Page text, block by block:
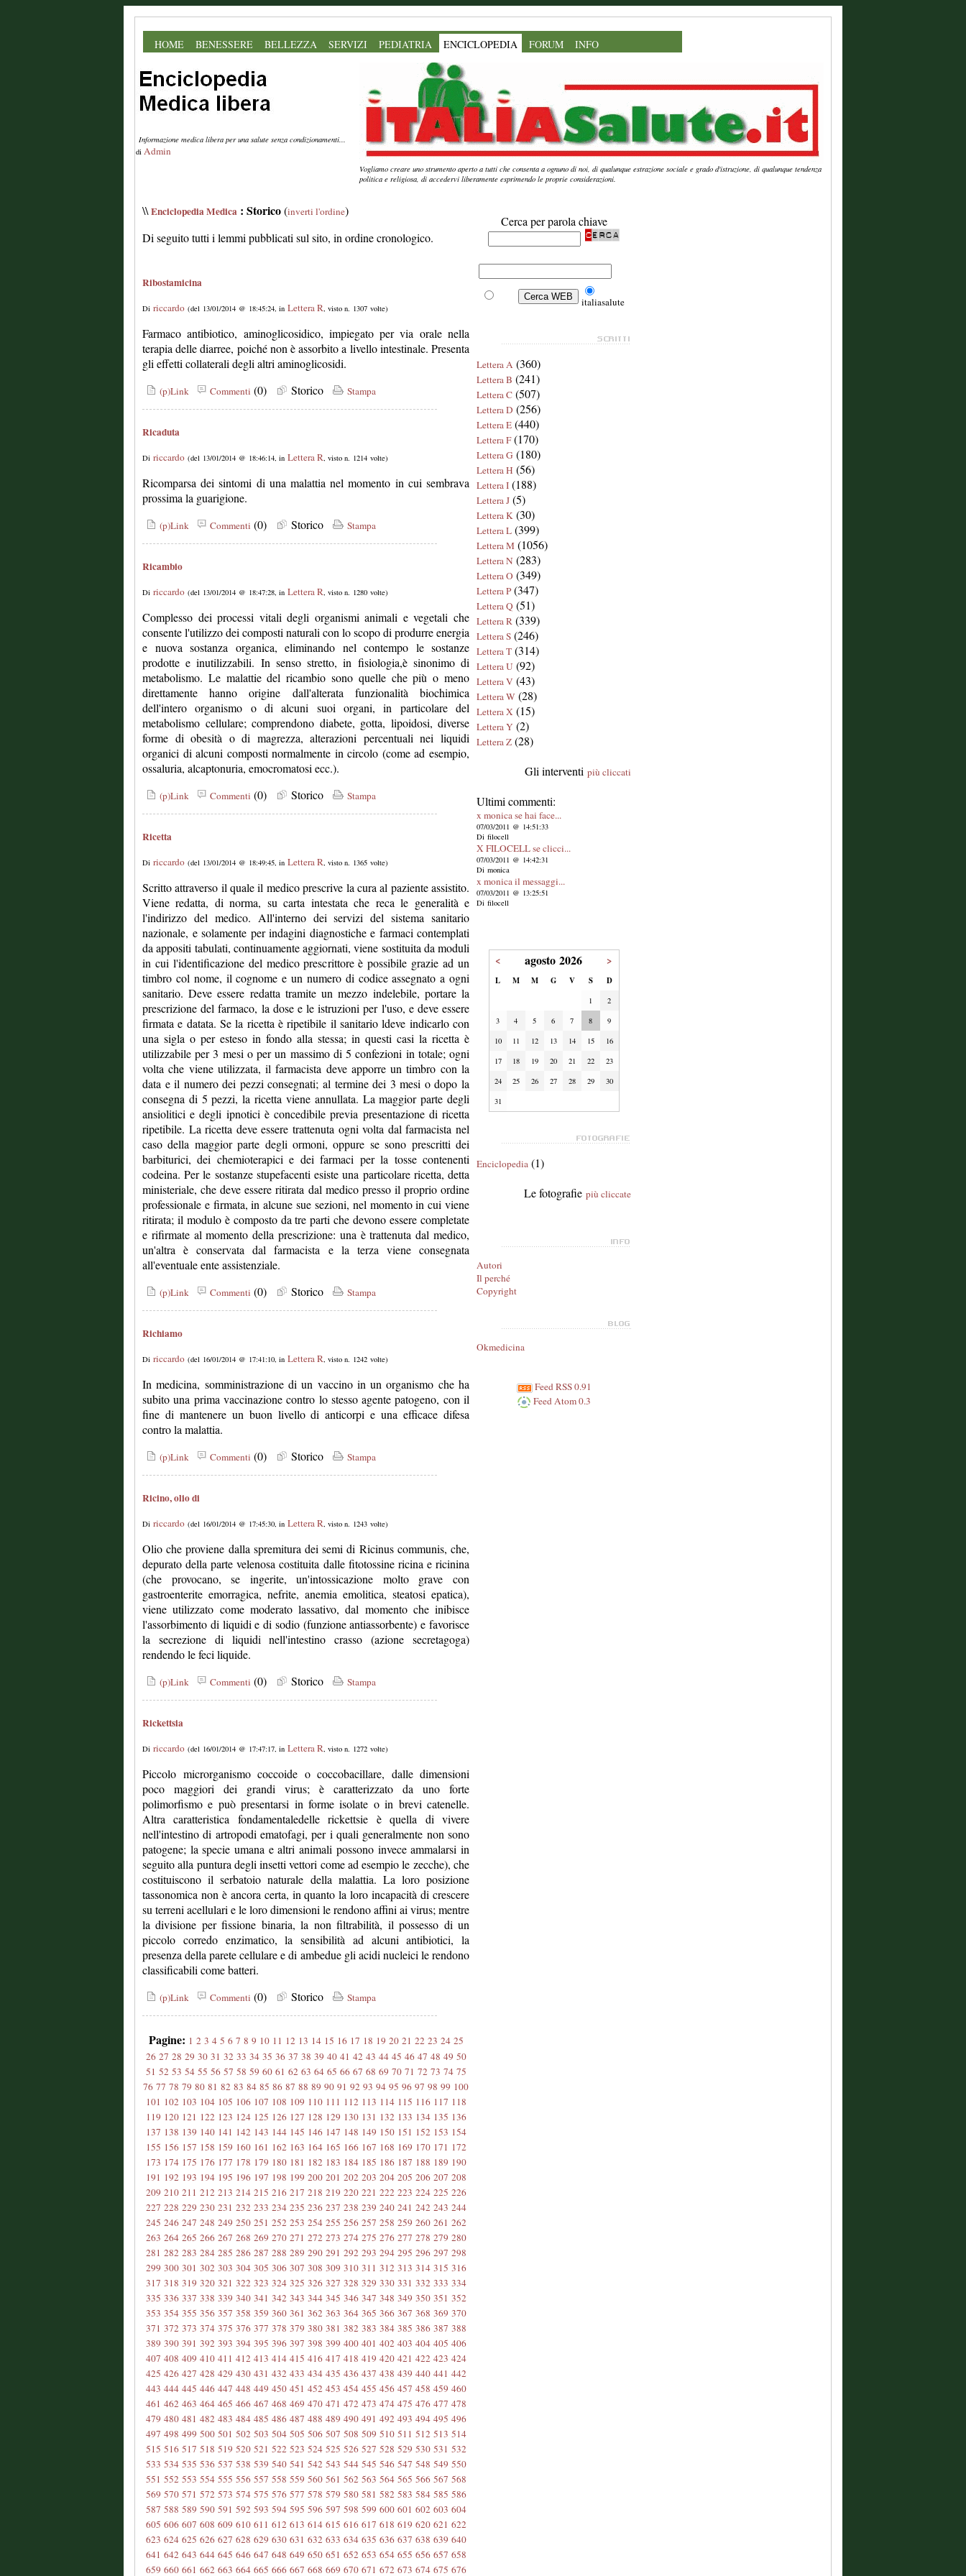
HOME BENESSERE BELLEZZA SERVIZI PEDIATRIA ENCICLOPEDIA FORUM INFO
Informazione medica libera per una salute senza condizionamenti...
di Admin
Vogliamo creare uno strumento aperto a tutti che consenta a ognuno di noi, di qualunque estrazione sociale e grado d'istruzione, di qualunque tendenza
politica e religiosa, di accedervi liberamente esprimendo le proprie considerazioni.
\\Enciclopedia Medica : Storico(inverti l'ordine)
Di seguito tutti i lemmi pubblicati sul sito, in ordine cronologico.
Ribostamicina
Di riccardo (del 13/01/2014 @ 18:45:24, in Lettera R, visto n. 1307 volte)
Farmaco antibiotico, aminoglicosidico, impiegato per via orale nella
terapia delle diarree, poiché non è assorbito a livello intestinale. Presenta
gli effetti collaterali degli altri aminoglicosidi.
(p)Link Commenti (0) Storico Stampa
Ricaduta
Di riccardo (del 13/01/2014 @ 18:46:14, in Lettera R, visto n. 1214 volte)
Ricomparsa dei sintomi di una malattia nel momento in cui sembrava
prossima la guarigione.
(p)Link Commenti (0) Storico Stampa
Ricambio
Di riccardo (del 13/01/2014 @ 18:47:28, in Lettera R, visto n. 1280 volte)
Complesso dei processi vitali degli organismi animali e vegetali che
consente l'utilizzo dei composti naturali con lo scopo di produrre energia
e nuova sostanza organica, eliminando nel contempo le sostanze
prodotte e inutilizzabili. In senso stretto, in fisiologia,è sinonimo di
metabolismo. Le malattie del ricambio sono quelle che più o meno
direttamente hanno origine dall'alterata funzionalità biochimica
dell'intero organismo o di alcuni suoi organi, in particolare del
metabolismo cellulare; comprendono diabete, gotta, lipoidosi, diverse
forme di obesità o di magrezza, alterazioni percentuali nei liquidi
organici di alcuni composti normalmente in circolo (come ad esempio,
ossaluria, alcaptonuria, emocromatosi ecc.).
(p)Link Commenti (0) Storico Stampa
Ricetta
Di riccardo (del 13/01/2014 @ 18:49:45, in Lettera R, visto n. 1365 volte)
Scritto attraverso il quale il medico prescrive la cura al paziente assistito.
Viene redatta, di norma, su carta intestata che reca le generalità e
l'indirizzo del medico. All'interno dei servizi del sistema sanitario
nazionale, e solamente per indagini diagnostiche e farmaci contemplati
da appositi tabulati, continuamente aggiornati, viene sostituita da moduli
in cui l'identificazione del medico prescrittore è possibile grazie ad un
timbro col nome, il cognome e un numero di codice assegnato a ogni
sanitario. Deve essere redatta tramite un mezzo indelebile, portare la
prescrizione del farmaco, la dose e le istruzioni per l'uso, e deve essere
firmata e datata. Se la ricetta è ripetibile il sanitario ldeve indicarlo con
una sigla o per esteso in fondo alla stessa; in questi casi la ricetta è
utilizzabile per 3 mesi o per un massimo di 5 confezioni in totale; ogni
volta che viene utilizzata, il farmacista deve apporre un timbro con la
data e il numero dei pezzi consegnati; al termine dei 3 mesi o dopo la
consegna di 5 pezzi, la ricetta viene annullata. La maggior parte degli
ansiolitici e degli ipnotici è concedibile previa presentazione di ricetta
ripetibile. La ricetta deve essere trattenuta ogni volta dal farmacista nel
caso della maggior parte degli ormoni, oppure se sono prescritti dei
barbiturici, dei chemioterapici e dei farmaci per la tosse contenenti
codeina. Per le sostanze stupefacenti esiste una particolare ricetta, detta
ministeriale, che deve essere ritirata dal medico presso il proprio ordine
professionale e firmata, in alcune sue sezioni, nel momento in cui viene
ritirata; il modulo è composto da tre parti che devono essere completate
e rifirmate al momento della prescrizione: una è trattenuta dal medico,
un'altra è conservata dal farmacista e la terza viene consegnata
all'eventuale ente assistenziale.
(p)Link Commenti (0) Storico Stampa
Richiamo
Di riccardo (del 16/01/2014 @ 17:41:10, in Lettera R, visto n. 1242 volte)
In medicina, somministrazione di un vaccino in un organismo che ha
subito una prima vaccinazione contro lo stesso agente patogeno, con il
fine di mantenere un buon livello di anticorpi e una efficace difesa
contro la malattia.
(p)Link Commenti (0) Storico Stampa
Ricino, olio di
Di riccardo (del 16/01/2014 @ 17:45:30, in Lettera R, visto n. 1243 volte)
Olio che proviene dalla spremitura dei semi di Ricinus communis, che,
depurato della parte velenosa costituita dalle fitotossine ricina e ricinina
(che provocano, se ingerite, un'intossicazione molto grave con
gastroenterite emorragica, nefrite, anemia emolitica, steatosi epatica),
viene utilizzato come moderato lassativo, dal momento che inibisce
l'assorbimento di liquidi e di sodio (funzione antiassorbente) e favorisce
la secrezione di liquidi nell'intestino crasso (azione secretagoga)
rendendo le feci liquide.
(p)Link Commenti (0) Storico Stampa
Rickettsia
Di riccardo (del 16/01/2014 @ 17:47:17, in Lettera R, visto n. 1272 volte)
Piccolo microrganismo coccoide o coccobacillare, dalle dimensioni
poco maggiori dei grandi virus; è caratterizzato da uno forte
polimorfismo e può presentarsi in forme isolate o in brevi catenelle.
Altra caratteristica fondamentaledelle rickettsie è quella di vivere
nell'intestino di artropodi ematofagi, per i quali generalmente non sono
patogene; la specie umana e altri animali possono invece ammalarsi in
seguito alla puntura degli insetti vettori come ad esempio le zecche), che
costituiscono il serbatoio naturale della malattia. La loro posizione
tassonomica non è ancora certa, in quanto la loro incapacità di crescere
su terreni acellulari e le loro dimensioni le rendono affini ai virus; mentre
la divisione per fissione binaria, la non filtrabilità, il possesso di un
piccolo corredo enzimatico, la sensibilità ad alcuni antibiotici, la
presenza della parete cellulare e di ambedue gli acidi nucleici le rendono
classificabili come batteri.
(p)Link Commenti (0) Storico Stampa
Pagine: 1 2 3 4 5 6 7 8 9 10 11 12 13 14 15 16 17 18 19 20 21 22 23 24 25
26 27 28 29 30 31 32 33 34 35 36 37 38 39 40 41 42 43 44 45 46 47 48 49 50
51 52 53 54 55 56 57 58 59 60 61 62 63 64 65 66 67 68 69 70 71 72 73 74 75
76 77 78 79 80 81 82 83 84 85 86 87 88 89 90 91 92 93 94 95 96 97 98 99 100
101 102 103 104 105 106 107 108 109 110 111 112 113 114 115 116 117 118
119 120 121 122 123 124 125 126 127 128 129 130 131 132 133 134 135 136
137 138 139 140 141 142 143 144 145 146 147 148 149 150 151 152 153 154
155 156 157 158 159 160 161 162 163 164 165 166 167 168 169 170 171 172
173 174 175 176 177 178 179 180 181 182 183 184 185 186 187 188 189 190
191 192 193 194 195 196 197 198 199 200 201 202 203 204 205 206 207 208
209 210 211 212 213 214 215 216 217 218 219 220 221 222 223 224 225 226
227 228 229 230 231 232 233 234 235 236 237 238 239 240 241 242 243 244
245 246 247 248 249 250 251 252 253 254 255 256 257 258 259 260 261 262
263 264 265 266 267 268 269 270 271 272 273 274 275 276 277 278 279 280
281 282 283 284 285 286 287 288 289 290 291 292 293 294 295 296 297 298
299 300 301 302 303 304 305 306 307 308 309 310 311 312 313 314 315 316
317 318 319 320 321 322 323 324 325 326 327 328 329 330 331 332 333 334
335 336 337 338 339 340 341 342 343 344 345 346 347 348 349 350 351 352
353 354 355 356 357 358 359 360 361 362 363 364 365 366 367 368 369 370
371 372 373 374 375 376 377 378 379 380 381 382 383 384 385 386 387 388
389 390 391 392 393 394 395 396 397 398 399 400 401 402 403 404 405 406
407 408 409 410 411 412 413 414 415 416 417 418 419 420 421 422 423 424
425 426 427 428 429 430 431 432 433 434 435 436 437 438 439 440 441 442
443 444 445 446 447 448 449 450 451 452 453 454 455 456 457 458 459 460
461 462 463 464 465 466 467 468 469 470 471 472 473 474 475 476 477 478
479 480 481 482 483 484 485 486 487 488 489 490 491 492 493 494 495 496
497 498 499 500 501 502 503 504 505 506 507 508 509 510 511 512 513 514
515 516 517 518 519 520 521 522 523 524 525 526 527 528 529 530 531 532
533 534 535 536 537 538 539 540 541 542 543 544 545 546 547 548 549 550
551 552 553 554 555 556 557 558 559 560 561 562 563 564 565 566 567 568
569 570 571 572 573 574 575 576 577 578 579 580 581 582 583 584 585 586
587 588 589 590 591 592 593 594 595 596 597 598 599 600 601 602 603 604
605 606 607 608 609 610 611 612 613 614 615 616 617 618 619 620 621 622
623 624 625 626 627 628 629 630 631 632 633 634 635 636 637 638 639 640
641 642 643 644 645 646 647 648 649 650 651 652 653 654 655 656 657 658
659 660 661 662 663 664 665 666 667 668 669 670 671 672 673 674 675 676
Cerca per parola chiave
italiasalute
Lettera A (360)
Lettera B (241)
Lettera C (507)
Lettera D (256)
Lettera E (440)
Lettera F(170)
Lettera G (180)
Lettera H (56)
Lettera I (188)
Lettera J (5)
Lettera K (30)
Lettera L (399)
Lettera M (1056)
Lettera N (283)
Lettera O (349)
Lettera P(347)
Lettera Q (51)
Lettera R (339)
Lettera S (246)
Lettera T (314)
Lettera U (92)
Lettera V (43)
Lettera W (28)
Lettera X (15)
Lettera Y (2)
Lettera Z (28)
Gli interventi più cliccati
Ultimi commenti:
x monica se hai face...
07/03/2011 @ 14:51:33
Di filocell
X FILOCELL se clicci...
07/03/2011 @ 14:42:31
Di monica
x monica il messaggi...
07/03/2011 @ 13:25:51
Di filocell
< agosto 2026 >
L M M G V S D
1
2
3
4 5 6 7 8
9
10
11 12 13 14 15
16
17
18 19 20 21 22
23
24
25 26 27 28 29
30
31
Enciclopedia (1)
Le fotografie più cliccate
Autori
Il perché
Copyright
Okmedicina
Feed RSS 0.91
Feed Atom 0.3